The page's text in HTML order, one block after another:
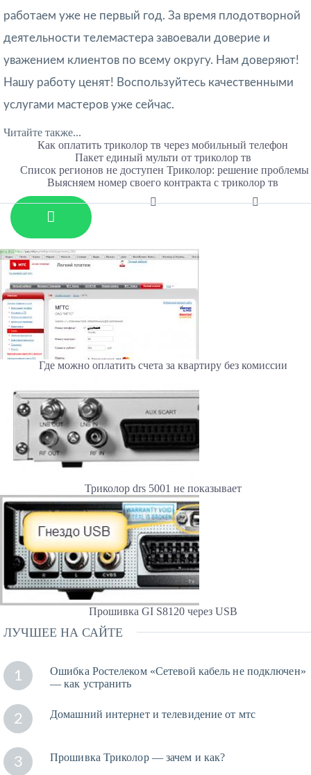
работаем уже не первый год. За время плодотворной
деятельности телемастера завоевали доверие и
уважением клиентов по всему округу. Нам доверяют!
Нашу работу ценят! Воспользуйтесь качественными
услугами мастеров уже сейчас.
Читайте также...
Как оплатить триколор тв через мобильный телефон
Пакет единый мульти от триколор тв
Список регионов не доступен Триколор: решение проблемы
Выясняем номер своего контракта с триколор тв
Где можно оплатить счета за квартиру без комиссии
Триколор drs 5001 не показывает
Прошивка GI S8120 через USB
ЛУЧШЕЕ НА САЙТЕ
1
Ошибка Ростелеком «Сетевой кабель не подключен»
— как устранить
2 Домашний интернет и телевидение от мтс
3 Прошивка Триколор — зачем и как?